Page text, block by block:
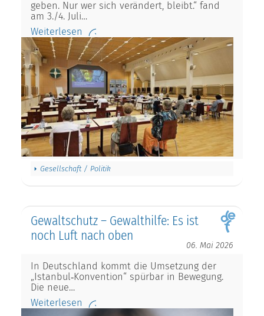
geben. Nur wer sich verändert, bleibt.“ fand
am 3./4. Juli…
Weiterlesen
Gesellschaft / Politik
Gewaltschutz – Gewalthilfe: Es ist
noch Luft nach oben
06. Mai 2026
In Deutschland kommt die Umsetzung der
„Istanbul‑Konvention“ spürbar in Bewegung.
Die neue…
Weiterlesen